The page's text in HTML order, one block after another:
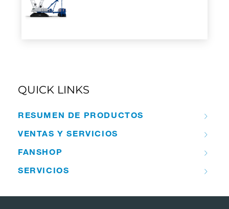
QUICK LINKS
RESUMEN DE PRODUCTOS
VENTAS Y SERVICIOS
FANSHOP
SERVICIOS